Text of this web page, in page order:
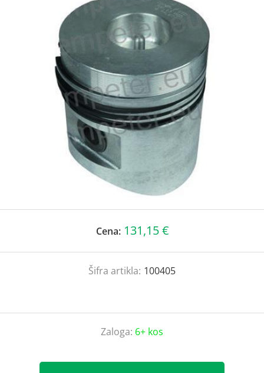
Cena: 131,15 €
Šifra artikla: 100405
Zaloga: 6+ kos